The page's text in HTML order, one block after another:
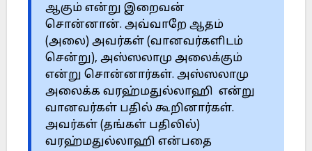
ஆகும் என்று இறைவன்
சொன்னான். அவ்வாறே ஆதம்
(அலை) அவர்கள் (வானவர்களிடம்
சென்று), அஸ்ஸலாமு அலைக்கும்
என்று சொன்னார்கள். அஸ்ஸலாமு
அலைக்க வரஹ்மதுல்லாஹி என்று
வானவர்கள் பதில் கூறினார்கள்.
அவர்கள் (தங்கள் பதிலில்)
வரஹ்மதுல்லாஹி என்பதை